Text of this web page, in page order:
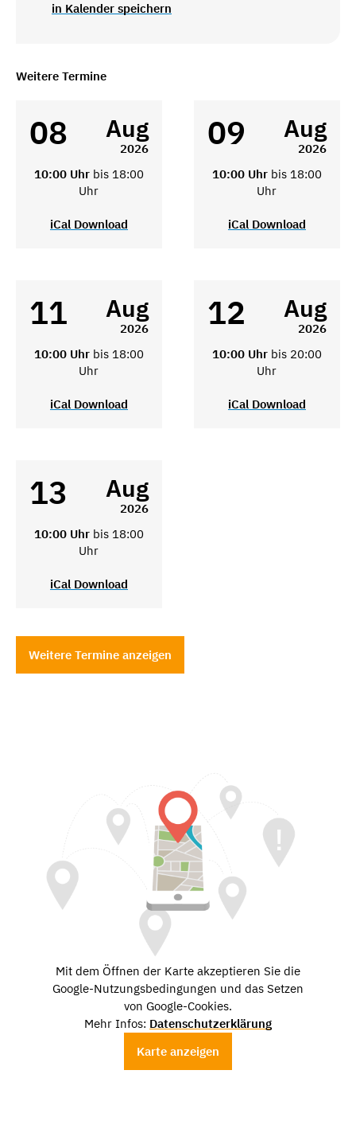
in Kalender speichern
Weitere Termine
08 Aug
2026
10:00 Uhr bis 18:00
Uhr
iCal Download
09 Aug
2026
10:00 Uhr bis 18:00
Uhr
iCal Download
11 Aug
2026
10:00 Uhr bis 18:00
Uhr
iCal Download
12 Aug
2026
10:00 Uhr bis 20:00
Uhr
iCal Download
13 Aug
2026
10:00 Uhr bis 18:00
Uhr
iCal Download
Weitere Termine anzeigen
Mit dem Öffnen der Karte akzeptieren Sie die
Google-Nutzungsbedingungen und das Setzen
von Google-Cookies.
Mehr Infos: Datenschutzerklärung
Karte anzeigen